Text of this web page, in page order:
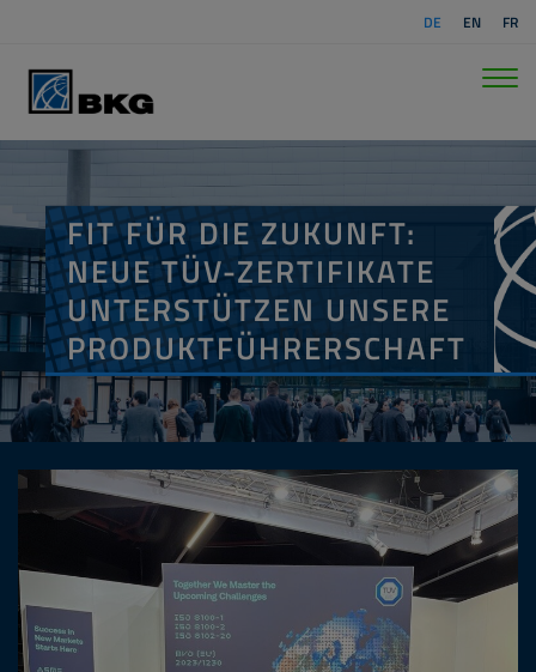
DE EN FR
FIT FÜR DIE ZUKUNFT:
NEUE TÜV-ZERTIFIKATE
UNTERSTÜTZEN UNSERE
PRODUKTFÜHRERSCHAFT